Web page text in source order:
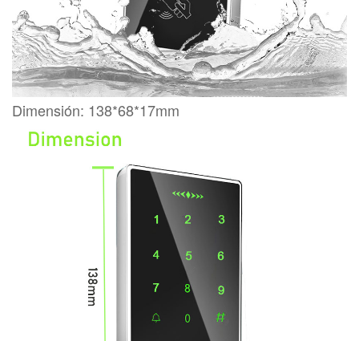
Dimensión: 138*68*17mm